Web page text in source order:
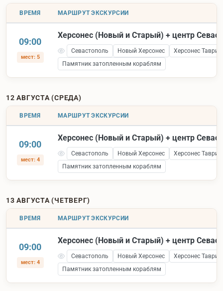
ВРЕМЯ МАРШРУТ ЭКСКУРСИИ
09:00
мест: 5
Херсонес (Новый и Старый) + центр
Севастополь Новый Херсонес
Херсонес
Памятник затопленным кораблям
12 АВГУСТА (СРЕДА)
ВРЕМЯ МАРШРУТ ЭКСКУРСИИ
09:00
мест: 4
Херсонес (Новый и Старый) + центр
Севастополь Новый Херсонес
Херсонес
Памятник затопленным кораблям
13 АВГУСТА (ЧЕТВЕРГ)
ВРЕМЯ МАРШРУТ ЭКСКУРСИИ
09:00
мест: 4
Херсонес (Новый и Старый) + центр
Севастополь Новый Херсонес
Херсонес
Памятник затопленным кораблям